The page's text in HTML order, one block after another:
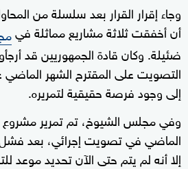
وجاء إقرار القرار بعد سلسلة من
أن أخفقت ثلاثة مشاريع مماثلة في
ضئيلة. وكان قادة الجمهوريين قد
التصويت على المقترح الشهر الماضي
إلى وجود فرصة حقيقية لتمريره.
وفي مجلس الشيوخ، تم تمرير مشروع
الماضي في تصويت إجرائي، بعد
إلا أنه لم يتم حتى الآن تحديد موعد